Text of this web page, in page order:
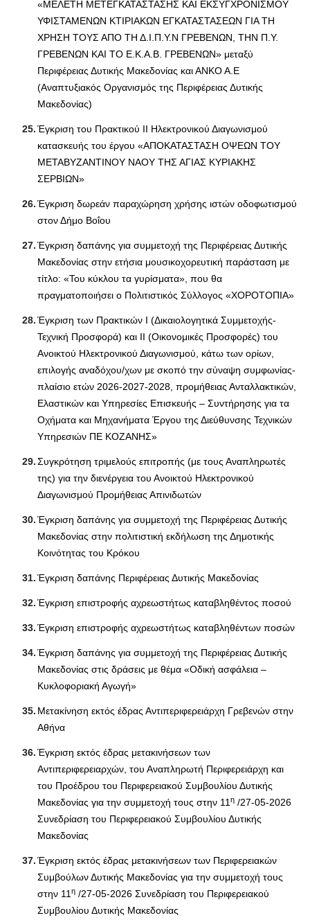
«ΜΕΛΕΤΗ ΜΕΤΕΓΚΑΤΑΣΤΑΣΗΣ ΚΑΙ ΕΚΣΥΓΧΡΟΝΙΣΜΟΥ
ΥΦΙΣΤΑΜΕΝΩΝ ΚΤIΡΙΑΚΩΝ ΕΓΚΑΤΑΣΤΑΣΕΩΝ ΓΙΑ ΤΗ
ΧΡΗΣΗ ΤΟΥΣ ΑΠΟ ΤΗ Δ.Ι.Π.Υ.Ν ΓΡΕΒΕΝΩΝ, ΤΗΝ Π.Υ.
ΓΡΕΒΕΝΩΝ ΚΑΙ ΤΟ Ε.Κ.Α.Β. ΓΡΕΒΕΝΩΝ» μεταξύ
Περιφέρειας Δυτικής Μακεδονίας και ΑΝΚΟ Α.Ε
(Αναπτυξιακός Οργανισμός της Περιφέρειας Δυτικής
Μακεδονίας)
Έγκριση του Πρακτικού ΙΙ Ηλεκτρονικού Διαγωνισμού
κατασκευής του έργου «ΑΠΟΚΑΤΑΣΤΑΣΗ ΟΨΕΩΝ ΤΟΥ
ΜΕΤΑΒΥΖΑΝΤΙΝΟΥ ΝΑΟΥ ΤΗΣ ΑΓΙΑΣ ΚΥΡΙΑΚΗΣ
ΣΕΡΒΙΩΝ»
Έγκριση δωρεάν παραχώρηση χρήσης ιστών οδοφωτισμού
στον Δήμο Βοΐου
Έγκριση δαπάνης για συμμετοχή της Περιφέρειας Δυτικής
Μακεδονίας στην ετήσια μουσικοχορευτική παράσταση με
τίτλο: «Του κύκλου τα γυρίσματα», που θα
πραγματοποιήσει ο Πολιτιστικός Σύλλογος «ΧΟΡΟΤΟΠΙΑ»
Έγκριση των Πρακτικών Ι (Δικαιολογητικά Συμμετοχής-
Τεχνική Προσφορά) και ΙΙ (Οικονομικές Προσφορές) του
Ανοικτού Ηλεκτρονικού Διαγωνισμού, κάτω των ορίων,
επιλογής αναδόχου/χων με σκοπό την σύναψη συμφωνίας-
πλαίσιο ετών 2026-2027-2028, προμήθειας Ανταλλακτικών,
Ελαστικών και Υπηρεσίες Επισκευής – Συντήρησης για τα
Οχήματα και Μηχανήματα Έργου της Διεύθυνσης Τεχνικών
Υπηρεσιών ΠΕ ΚΟΖΑΝΗΣ»
Συγκρότηση τριμελούς επιτροπής (με τους Αναπληρωτές
της) για την διενέργεια του Ανοικτού Ηλεκτρονικού
Διαγωνισμού Προμήθειας Απινιδωτών
Έγκριση δαπάνης για συμμετοχή της Περιφέρειας Δυτικής
Μακεδονίας στην πολιτιστική εκδήλωση της Δημοτικής
Κοινότητας του Κρόκου
Έγκριση δαπάνης Περιφέρειας Δυτικής Μακεδονίας
Έγκριση επιστροφής αχρεωστήτως καταβληθέντος ποσού
Έγκριση επιστροφής αχρεωστήτως καταβληθέντων ποσών
Έγκριση δαπάνης για συμμετοχή της Περιφέρειας Δυτικής
Μακεδονίας στις δράσεις με θέμα «Οδική ασφάλεια –
Κυκλοφοριακή Αγωγή»
Μετακίνηση εκτός έδρας Αντιπεριφερειάρχη Γρεβενών στην
Αθήνα
Έγκριση εκτός έδρας μετακινήσεων των
Αντιπεριφερειαρχών, του Αναπληρωτή Περιφερειάρχη και
του Προέδρου του Περιφερειακού Συμβουλίου Δυτικής
Μακεδονίας για την συμμετοχή τους στην 11 η /27-05-2026
Συνεδρίαση του Περιφερειακού Συμβουλίου Δυτικής
Μακεδονίας
Έγκριση εκτός έδρας μετακινήσεων των Περιφερειακών
Συμβούλων Δυτικής Μακεδονίας για την συμμετοχή τους
στην 11 η /27-05-2026 Συνεδρίαση του Περιφερειακού
Συμβουλίου Δυτικής Μακεδονίας